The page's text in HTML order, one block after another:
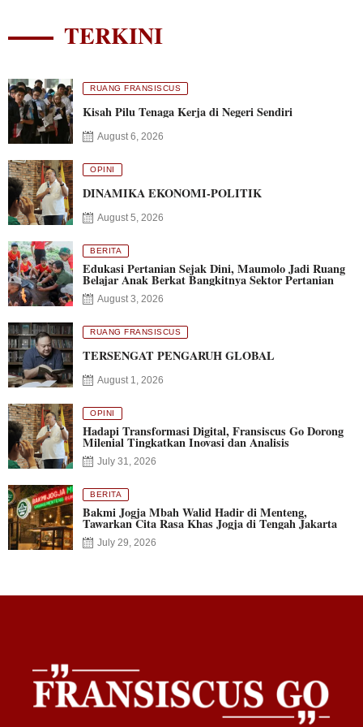
TERKINI
RUANG FRANSISCUS
Kisah Pilu Tenaga Kerja di Negeri Sendiri
August 6, 2026
OPINI
DINAMIKA EKONOMI-POLITIK
August 5, 2026
BERITA
Edukasi Pertanian Sejak Dini, Maumolo Jadi Ruang
Belajar Anak Berkat Bangkitnya Sektor Pertanian
August 3, 2026
RUANG FRANSISCUS
TERSENGAT PENGARUH GLOBAL
August 1, 2026
OPINI
Hadapi Transformasi Digital, Fransiscus Go Dorong
Milenial Tingkatkan Inovasi dan Analisis
July 31, 2026
BERITA
Bakmi Jogja Mbah Walid Hadir di Menteng,
Tawarkan Cita Rasa Khas Jogja di Tengah Jakarta
July 29, 2026